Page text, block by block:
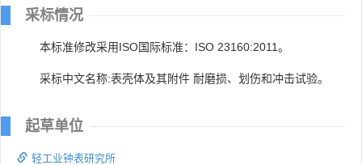
采标情况
本标准修改采用ISO国际标准：ISO 23160:2011。
采标中文名称:表壳体及其附件 耐磨损、划伤和冲击试验。
起草单位
轻工业钟表研究所